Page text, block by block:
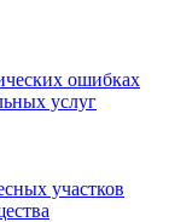
ошибках
услуг
участков